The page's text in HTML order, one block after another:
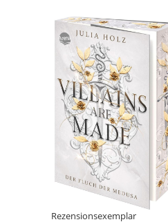
Rezensionsexemplar